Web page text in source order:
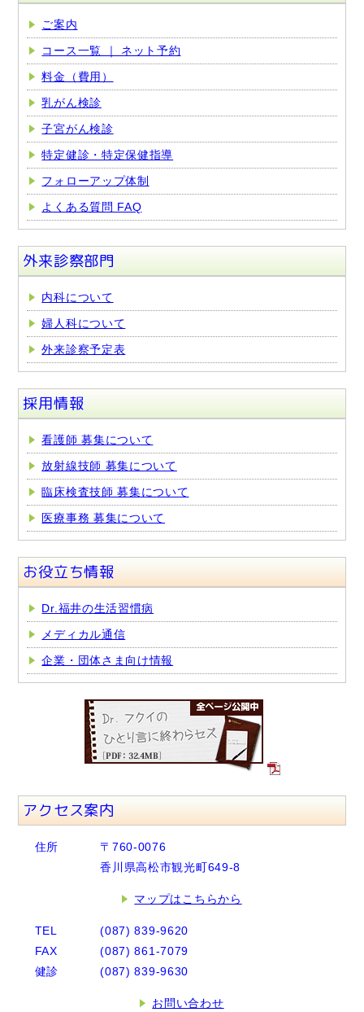
ご案内
コース一覧 ｜ ネット予約
料金（費用）
乳がん検診
子宮がん検診
特定健診・特定保健指導
フォローアップ体制
よくある質問 FAQ
外来診察部門
内科について
婦人科について
外来診察予定表
採用情報
看護師 募集について
放射線技師 募集について
臨床検査技師 募集について
医療事務 募集について
お役立ち情報
Dr.福井の生活習慣病
メディカル通信
企業・団体さま向け情報
アクセス案内
住所
〒760-0076
香川県高松市観光町649-8
マップはこちらから
TEL
(087) 839-9620
FAX
(087) 861-7079
健診
(087) 839-9630
お問い合わせ